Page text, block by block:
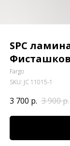
SPC
Fargo
SKU: JC 11015-1
3 700 р. 3 900р.